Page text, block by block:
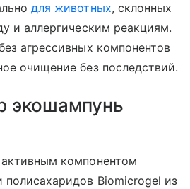
для животных, склонных
и аллергическим реакциям.
агрессивных компонентов
очищение без последствий.
экошампунь
компонентом
полисахаридов Biomicrogel из